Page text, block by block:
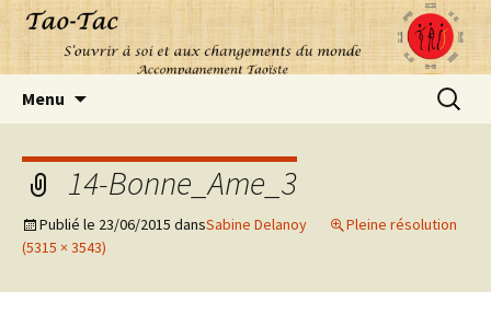
Menu
14-Bonne_Ame_3
Publié le 23/06/2015 dansSabine Delanoy
Pleine résolution
(5315 × 3543)